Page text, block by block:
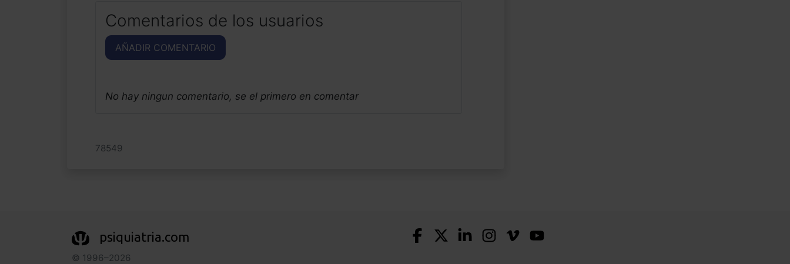
Comentarios de los usuarios
AÑADIR COMENTARIO
No hay ningun comentario, se el primero en comentar
78549
psiquiatria.com
© 1996–2026